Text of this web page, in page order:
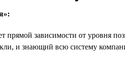
зависимости от уровня
и знающий всю систему